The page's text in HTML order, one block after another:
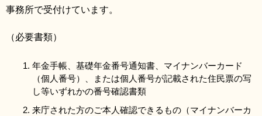
事務所で受付けています。
（必要書類）
年金手帳、基礎年金番号通知書、マイナンバーカード
（個人番号）、または個人番号が記載された住民票の写
し等いずれかの番号確認書類
来庁された方のご本人確認できるもの（マイナンバーカ